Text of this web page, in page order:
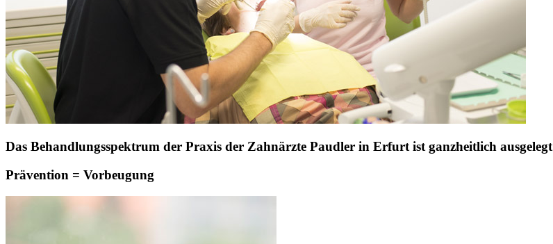
Das Behandlungsspektrum der Praxis der Zahnärzte Paudler in Erfurt ist ganzheitlich ausgelegt
Prävention = Vorbeugung